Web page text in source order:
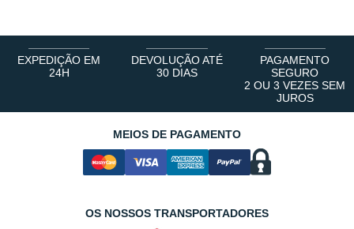
EXPEDIÇÃO EM
24H
DEVOLUÇÃO ATÉ
30 DIAS
PAGAMENTO
SEGURO
2 OU 3 VEZES SEM
JUROS
MEIOS DE PAGAMENTO
OS NOSSOS TRANSPORTADORES